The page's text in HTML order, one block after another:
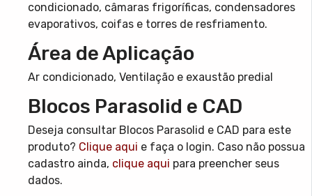
condicionado, câmaras frigoríficas, condensadores
evaporativos, coifas e torres de resfriamento.
Área de Aplicação
Ar condicionado, Ventilação e exaustão predial
Blocos Parasolid e CAD
Deseja consultar Blocos Parasolid e CAD para este
produto?Clique aquie faça o login. Caso não possua
cadastro ainda,clique aquipara preencher seus
dados.